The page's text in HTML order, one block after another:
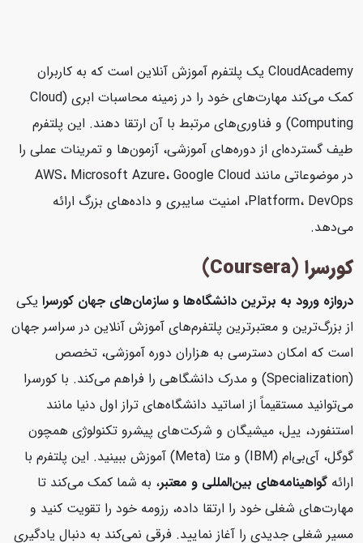
CloudAcademy یک پلتفرم آموزش آنلاین است که به کاربران
کمک می‌کند مهارت‌های خود را در زمینه محاسبات ابری (Cloud
Computing) و فناوری‌های مرتبط با آن ارتقا دهند. این پلتفرم
طیف گسترده‌ای از دوره‌های آموزشی، آزمون‌ها و تمرینات عملی را
در موضوعاتی مانند AWS، Microsoft Azure، Google Cloud
Platform، DevOps، امنیت سایبری و داده‌های بزرگ ارائه
می‌دهد.
کورسرا (Coursera)
دروازه ورود به برترین دانشگاه‌ها و سازمان‌های جهان کورسرایکی
از بزرگ‌ترین و معتبرترین پلتفرم‌های آموزش آنلاین در سراسر جهان
است که امکان دسترسی به هزاران دوره آموزشی، تخصص
(Specialization) و مدرک دانشگاهی را فراهم می‌کند. با کورسرا
می‌توانید مستقیماً از اساتید دانشگاه‌های تراز اول دنیا مانند
استنفورد، ییل، میشیگان و شرکت‌های پیشرو تکنولوژی همچون
گوگل، آی‌بی‌ام (IBM) و متا (Meta) آموزش ببینید. این پلتفرم با
ارائهگواهینامه‌های بین‌المللی و معتبر، به شما کمک می‌کند تا
مهارت‌های شغلی خود را ارتقا داده، رزومه خود را تقویت کنید و
مسیر شغلی جدیدی را آغاز نمایید. فرقی نمی‌کند به دنبال یادگیری